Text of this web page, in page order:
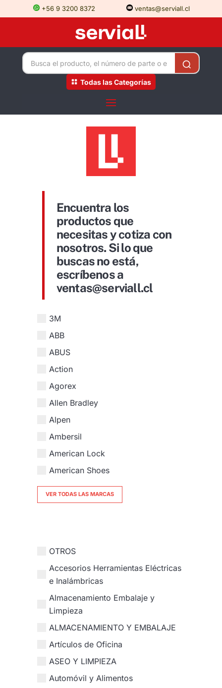
+56 9 3200 8372 ventas@serviall.cl
Todas las Categorías
Encuentra los
productos que
necesitas y cotiza con
nosotros. Si lo que
buscas no está,
escríbenos a
ventas@serviall.cl
3M
ABB
ABUS
Action
Agorex
Allen Bradley
Alpen
Ambersil
American Lock
American Shoes
VER TODAS LAS MARCAS
OTROS
Accesorios Herramientas Eléctricas
e Inalámbricas
Almacenamiento Embalaje y
Limpieza
ALMACENAMIENTO Y EMBALAJE
Artículos de Oficina
ASEO Y LIMPIEZA
Automóvil y Alimentos